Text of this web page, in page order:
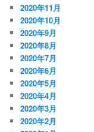
2020年11月
2020年10月
2020年9月
2020年8月
2020年7月
2020年6月
2020年5月
2020年4月
2020年3月
2020年2月